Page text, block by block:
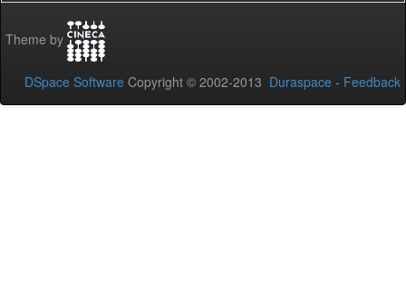
Theme by
DSpace Software Copyright © 2002-2013 Duraspace - Feedback